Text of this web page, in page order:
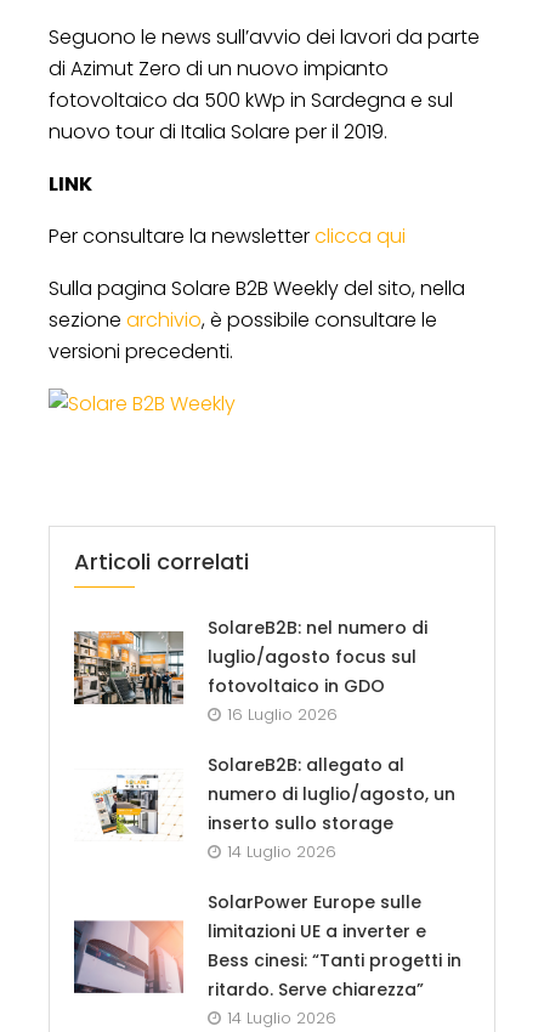
Seguono le news sull’avvio dei lavori da parte
di Azimut Zero di un nuovo impianto
fotovoltaico da 500 kWp in Sardegna e sul
nuovo tour di Italia Solare per il 2019.
LINK
Per consultare la newsletterclicca qui
Sulla pagina Solare B2B Weekly del sito, nella
sezione archivio, è possibile consultare le
versioni precedenti.
Articoli correlati
SolareB2B: nel numero di
luglio/agosto focus sul
fotovoltaico in GDO
16 Luglio 2026
SolareB2B: allegato al
numero di luglio/agosto, un
inserto sullo storage
14 Luglio 2026
SolarPower Europe sulle
limitazioni UE a inverter e
Bess cinesi: “Tanti progetti in
ritardo. Serve chiarezza”
14 Luglio 2026